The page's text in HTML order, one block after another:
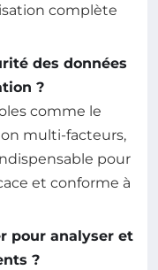
complète
des données
?
comme le
multi-facteurs,
pour
et conforme à
pour analyser et
?